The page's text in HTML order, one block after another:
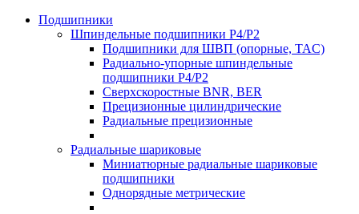
Подшипники
Шпиндельные подшипники P4/P2
Подшипники для ШВП (опорные, TAC)
Радиально-упорные шпиндельные
подшипники P4/P2
Сверхскоростные BNR, BER
Прецизионные цилиндрические
Радиальные прецизионные
Радиальные шариковые
Миниатюрные радиальные шариковые
подшипники
Однорядные метрические